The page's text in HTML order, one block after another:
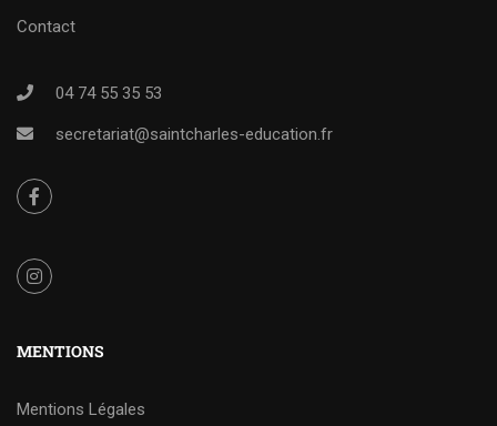
Contact
04 74 55 35 53
secretariat@saintcharles-education.fr
MENTIONS
Mentions Légales